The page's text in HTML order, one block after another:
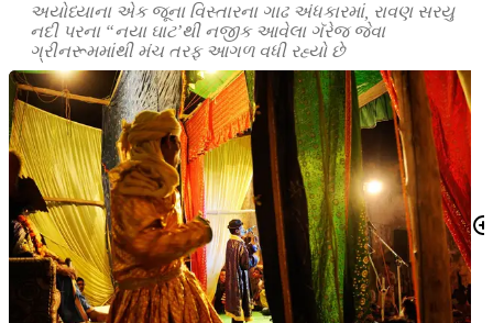
અયોધ્યાના એક જૂના વિસ્તારના ગાઢ અંધકારમાં, રાવણ સરયુ
નદી પરના “નયા ઘાટ’થી નજીક આવેલા ગૅરેજ જેવા
ગ્રીનરૂમમાંથી મંચ તરફ આગળ વધી રહ્યો છે